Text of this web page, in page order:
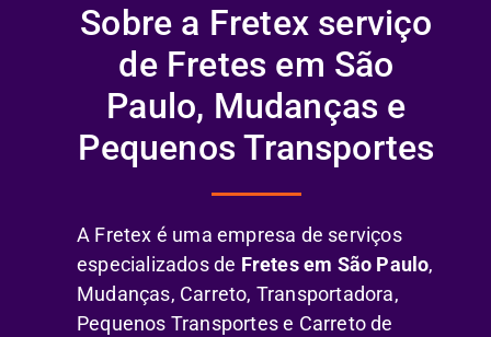
Sobre a Fretex serviço
de Fretes em São
Paulo, Mudanças e
Pequenos Transportes
A Fretex é uma empresa de serviços
especializados de Fretes em São Paulo,
Mudanças, Carreto, Transportadora,
Pequenos Transportes e Carreto de